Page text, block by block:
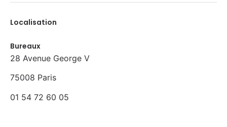
Localisation
Bureaux
28 Avenue George V
75008 Paris
01 54 72 60 05